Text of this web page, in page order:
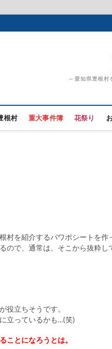
～愛知県豊根村
根村 重大事件簿 花祭り
村を紹介するパワポシートを作
ので、通常は、そこから抜粋し
役立ちそうです。
立っているかも…(笑)
ことになろうとは。